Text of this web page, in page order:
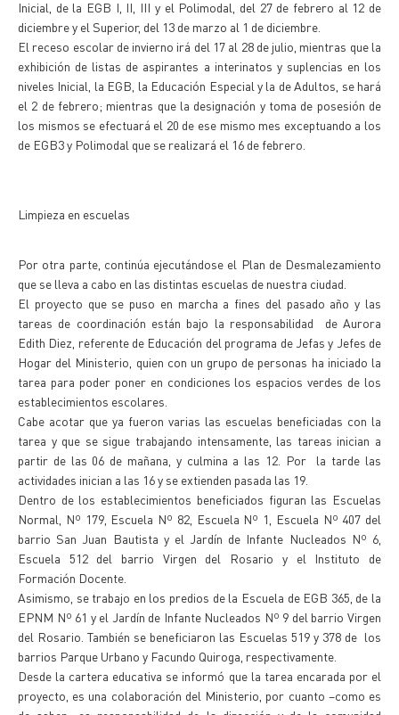
Inicial, de la EGB I, II, III y el Polimodal, del 27 de febrero al 12 de
diciembre y el Superior, del 13 de marzo al 1 de diciembre.
El receso escolar de invierno irá del 17 al 28 de julio, mientras que la
exhibición de listas de aspirantes a interinatos y suplencias en los
niveles Inicial, la EGB, la Educación Especial y la de Adultos, se hará
el 2 de febrero; mientras que la designación y toma de posesión de
los mismos se efectuará el 20 de ese mismo mes exceptuando a los
de EGB3 y Polimodal que se realizará el 16 de febrero.
Limpieza en escuelas
Por otra parte, continúa ejecutándose el Plan de Desmalezamiento
que se lleva a cabo en las distintas escuelas de nuestra ciudad.
El proyecto que se puso en marcha a fines del pasado año y las
tareas de coordinación están bajo la responsabilidad de Aurora
Edith Diez, referente de Educación del programa de Jefas y Jefes de
Hogar del Ministerio, quien con un grupo de personas ha iniciado la
tarea para poder poner en condiciones los espacios verdes de los
establecimientos escolares.
Cabe acotar que ya fueron varias las escuelas beneficiadas con la
tarea y que se sigue trabajando intensamente, las tareas inician a
partir de las 06 de mañana, y culmina a las 12. Por la tarde las
actividades inician a las 16 y se extienden pasada las 19.
Dentro de los establecimientos beneficiados figuran las Escuelas
Normal, Nº 179, Escuela Nº 82, Escuela Nº 1, Escuela Nº 407 del
barrio San Juan Bautista y el Jardín de Infante Nucleados Nº 6,
Escuela 512 del barrio Virgen del Rosario y el Instituto de
Formación Docente.
Asimismo, se trabajo en los predios de la Escuela de EGB 365, de la
EPNM Nº 61 y el Jardín de Infante Nucleados Nº 9 del barrio Virgen
del Rosario. También se beneficiaron las Escuelas 519 y 378 de los
barrios Parque Urbano y Facundo Quiroga, respectivamente.
Desde la cartera educativa se informó que la tarea encarada por el
proyecto, es una colaboración del Ministerio, por cuanto –como es